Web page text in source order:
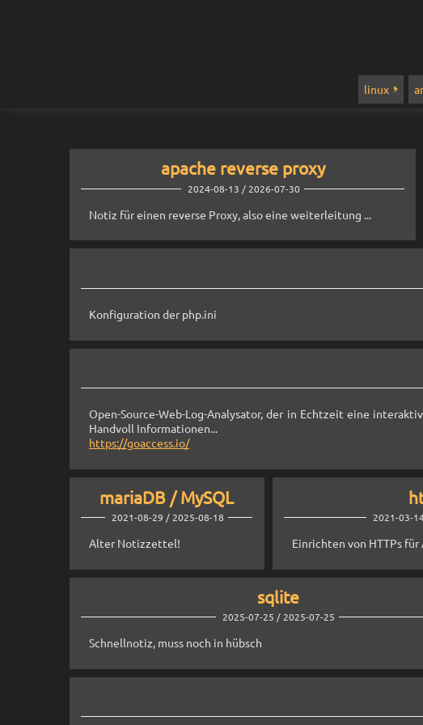
linux
apache reverse proxy
2024-08-13 / 2026-07-30
Notiz für einen reverse Proxy, also eine weiterleitung ...
Konfiguration der php.ini
Open-Source-Web-Log-Analysator, der in Echtzeit eine
Handvoll Informationen...
https://goaccess.io/
mariaDB / MySQL
2021-08-29 / 2025-08-18
Alter Notizzettel!
2021-03-
Einrichten von HTTPs
sqlite
2025-07-25 / 2025-07-25
Schnellnotiz, muss noch in hübsch